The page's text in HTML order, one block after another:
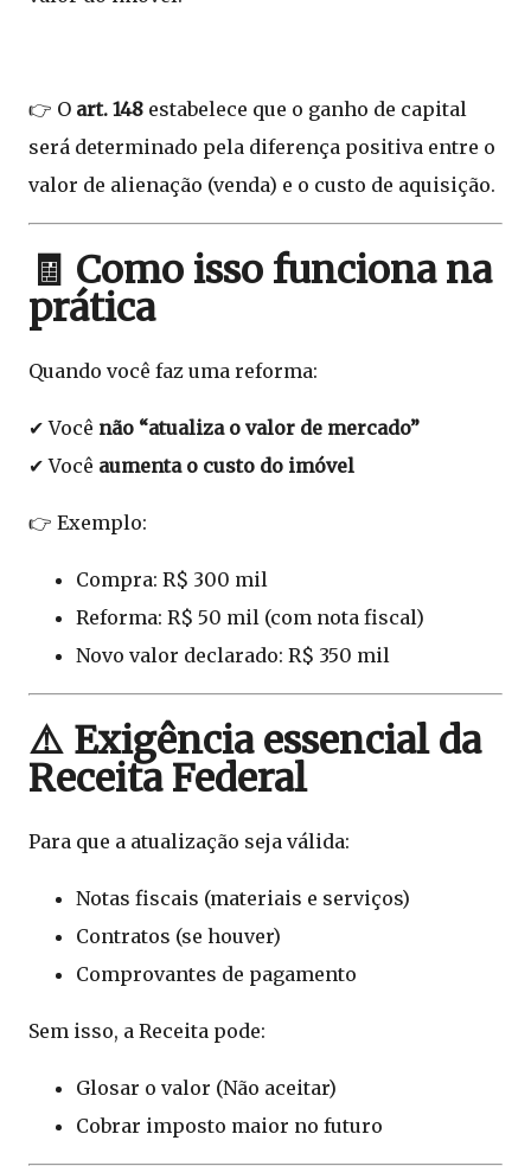
👉 O art. 148 estabelece que o ganho de capital
será determinado pela diferença positiva entre o
valor de alienação (venda) e o custo de aquisição.
🧾 Como isso funciona na
prática
Quando você faz uma reforma:
✔ Você não “atualiza o valor de mercado”
✔ Você aumenta o custo do imóvel
👉 Exemplo:
Compra: R$ 300 mil
Reforma: R$ 50 mil (com nota fiscal)
Novo valor declarado: R$ 350 mil
⚠️ Exigência essencial da
Receita Federal
Para que a atualização seja válida:
Notas fiscais (materiais e serviços)
Contratos (se houver)
Comprovantes de pagamento
Sem isso, a Receita pode:
Glosar o valor (Não aceitar)
Cobrar imposto maior no futuro